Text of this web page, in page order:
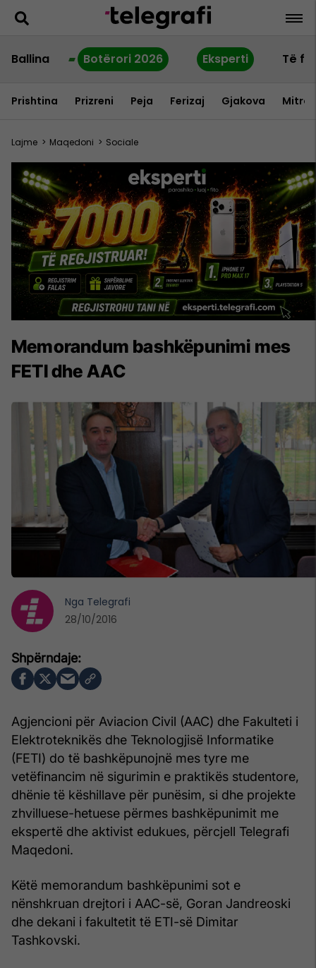
Ballina Botërori 2026 Eksperti Të
Prishtina Prizreni Peja Ferizaj Gjakova
Lajme > Maqedoni > Sociale
Memorandum bashkëpunimi mes
FETI dhe AAC
Agjencioni për Aviacion Civil (AAC) dhe Fakulteti i
Elektroteknikës dhe Teknologjisë Informatike
(FETI) do të bashkëpunojnë mes tyre me
vetëfinancim në sigurimin e praktikës studentore,
dhënie të këshillave për punësim, si dhe projekte
zhvilluese-hetuese përmes bashkëpunimit me
ekspertë dhe aktivist edukues, përcjell Telegrafi
Maqedoni.
Këtë memorandum bashkëpunimi sot e
nënshkruan drejtori i AAC-së, Goran Jandreoski
dhe dekani i fakultetit të ETI-së Dimitar
Tashkovski.
Nga Telegrafi
28/10/2016